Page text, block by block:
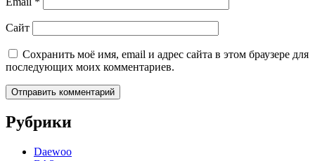
Сайт
Сохранить моё имя, email и адрес сайта в этом браузере для
последующих моих комментариев.
Рубрики
Daewoo